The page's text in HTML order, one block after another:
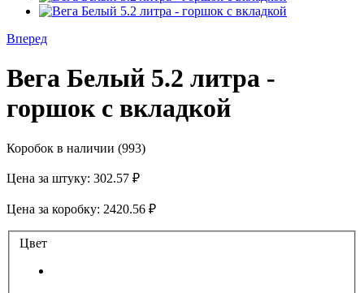
Вперед
Вега Белый 5.2 литра -
горшок с вкладкой
Коробок в наличии (993)
Цена за штуку: 302.57 ₽
Цена за коробку: 2420.56 ₽
Цвет